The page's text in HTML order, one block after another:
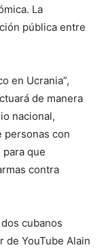
La
pública entre
en Ucrania”,
de manera
nacional,
personas con
que
contra
cubanos
de YouTube Alain